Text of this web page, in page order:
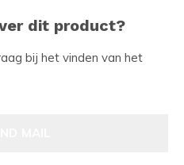
dit product?
bij het vinden van het